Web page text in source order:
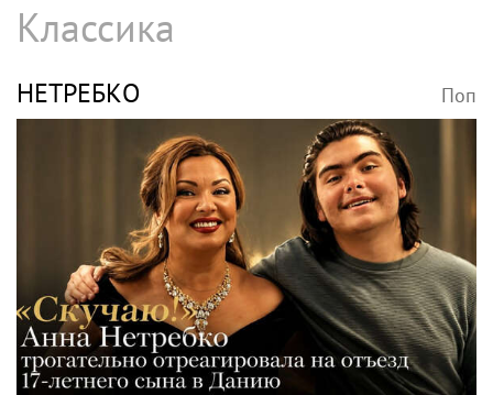
Классика
НЕТРЕБКО Поп